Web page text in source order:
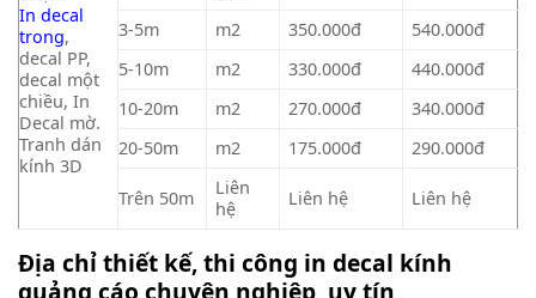
In decal
trong,
decal PP,
decal một
chiều, In
Decal mờ.
Tranh dán
kính 3D
3-5m m2 350.000đ
540.000đ
5-10m
m2 330.000đ
440.000đ
10-20m
m2 270.000đ
340.000đ
20-50m
m2 175.000đ 290.000đ
Trên 50m
Liên
hệ
Liên hệ Liên hệ
Địa chỉ thiết kế, thi công in decal kính
quảng cáo chuyên nghiệp, uy tín